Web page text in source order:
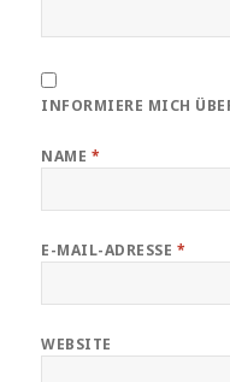
INFORMIERE MICH
NAME *
E-MAIL-ADRESSE *
WEBSITE